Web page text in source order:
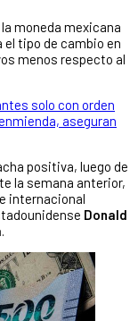
la moneda mexicana
el tipo de cambio en
menos respecto al
solo con orden
aseguran
positiva, luego de
la semana anterior,
internacional
Donald
.